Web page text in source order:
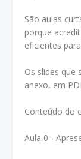
São aulas
porque
eficientes
Os slides que
anexo, em
Conteúdo do
Aula 0 -